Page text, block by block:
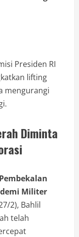
Presiden RI
lifting
mengurangi
Diminta
Militer
2), Bahlil
telah